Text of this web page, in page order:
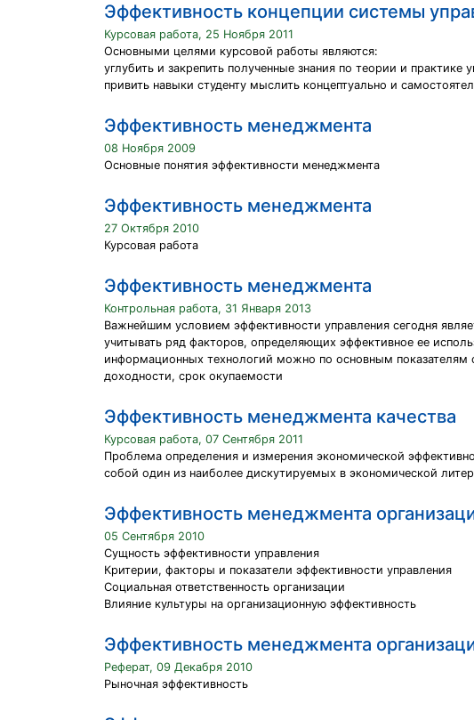
Эффективность концепции системы
Курсовая работа, 25 Ноября 2011
Основными целями курсовой работы являются:
углубить и закрепить полученные знания по теории и
привить навыки студенту мыслить концептуально и
Эффективность менеджмента
08 Ноября 2009
Основные понятия эффективности менеджмента
Эффективность менеджмента
27 Октября 2010
Курсовая работа
Эффективность менеджмента
Контрольная работа, 31 Января 2013
Важнейшим условием эффективности управления сегодня
учитывать ряд факторов, определяющих эффективное ее
информационных технологий можно по основным показателям
доходности, срок окупаемости
Эффективность менеджмента качества
Курсовая работа, 07 Сентября 2011
Проблема определения и измерения экономической
собой один из наиболее дискутируемых в экономической
Эффективность менеджмента
05 Сентября 2010
Сущность эффективности управления
Критерии, факторы и показатели эффективности управления
Социальная ответственность организации
Влияние культуры на организационную эффективность
Эффективность менеджмента
Реферат, 09 Декабря 2010
Рыночная эффективность